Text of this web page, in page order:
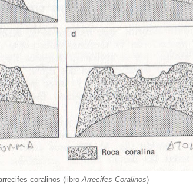
coralinos (libroArrecifes Coralinos)